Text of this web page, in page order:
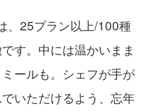
、25プラン以上/100種
す。中には温かいまま
ールも。シェフが手が
いただけるよう、忘年